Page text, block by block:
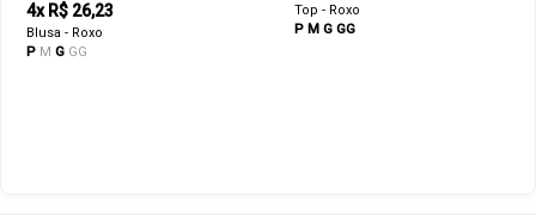
4x R$ 26,23
Blusa - Roxo
P M G GG
Top - Roxo
P M G GG